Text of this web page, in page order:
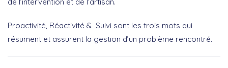
Proactivité, Réactivité & Suivi sont les trois mots qui
résument et assurent la gestion d’un problème rencontré.